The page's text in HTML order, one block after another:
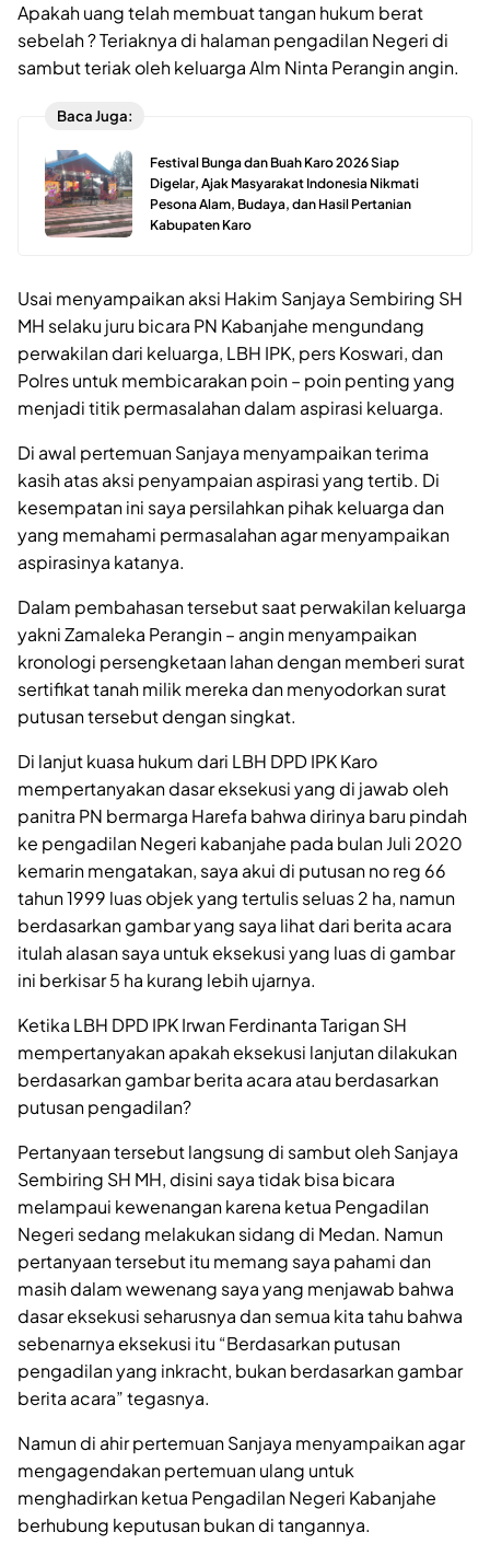
Apakah uang telah membuat tangan hukum berat
sebelah ? Teriaknya di halaman pengadilan Negeri di
sambut teriak oleh keluarga Alm Ninta Perangin angin.
Baca Juga:
Festival Bunga dan Buah Karo 2026 Siap
Digelar, Ajak Masyarakat Indonesia Nikmati
Pesona Alam, Budaya, dan Hasil Pertanian
Kabupaten Karo
Usai menyampaikan aksi Hakim Sanjaya Sembiring SH
MH selaku juru bicara PN Kabanjahe mengundang
perwakilan dari keluarga, LBH IPK, pers Koswari, dan
Polres untuk membicarakan poin – poin penting yang
menjadi titik permasalahan dalam aspirasi keluarga.
Di awal pertemuan Sanjaya menyampaikan terima
kasih atas aksi penyampaian aspirasi yang tertib. Di
kesempatan ini saya persilahkan pihak keluarga dan
yang memahami permasalahan agar menyampaikan
aspirasinya katanya.
Dalam pembahasan tersebut saat perwakilan keluarga
yakni Zamaleka Perangin – angin menyampaikan
kronologi persengketaan lahan dengan memberi surat
sertifikat tanah milik mereka dan menyodorkan surat
putusan tersebut dengan singkat.
Di lanjut kuasa hukum dari LBH DPD IPK Karo
mempertanyakan dasar eksekusi yang di jawab oleh
panitra PN bermarga Harefa bahwa dirinya baru pindah
ke pengadilan Negeri kabanjahe pada bulan Juli 2020
kemarin mengatakan, saya akui di putusan no reg 66
tahun 1999 luas objek yang tertulis seluas 2 ha, namun
berdasarkan gambar yang saya lihat dari berita acara
itulah alasan saya untuk eksekusi yang luas di gambar
ini berkisar 5 ha kurang lebih ujarnya.
Ketika LBH DPD IPK Irwan Ferdinanta Tarigan SH
mempertanyakan apakah eksekusi lanjutan dilakukan
berdasarkan gambar berita acara atau berdasarkan
putusan pengadilan?
Pertanyaan tersebut langsung di sambut oleh Sanjaya
Sembiring SH MH, disini saya tidak bisa bicara
melampaui kewenangan karena ketua Pengadilan
Negeri sedang melakukan sidang di Medan. Namun
pertanyaan tersebut itu memang saya pahami dan
masih dalam wewenang saya yang menjawab bahwa
dasar eksekusi seharusnya dan semua kita tahu bahwa
sebenarnya eksekusi itu “Berdasarkan putusan
pengadilan yang inkracht, bukan berdasarkan gambar
berita acara” tegasnya.
Namun di ahir pertemuan Sanjaya menyampaikan agar
mengagendakan pertemuan ulang untuk
menghadirkan ketua Pengadilan Negeri Kabanjahe
berhubung keputusan bukan di tangannya.